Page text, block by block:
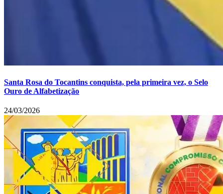
Santa Rosa do Tocantins conquista, pela primeira vez, o Selo
Ouro de Alfabetização
24/03/2026